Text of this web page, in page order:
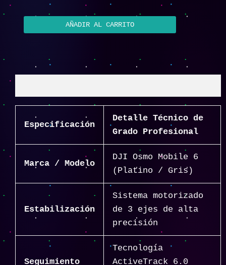
AÑADIR AL CARRITO
Especificación
Detalle Técnico de
Grado Profesional
Marca / Modelo
DJI Osmo Mobile 6
(Platino / Gris)
Estabilización
Sistema motorizado
de 3 ejes de alta
precisión
Seguimiento
Tecnología
ActiveTrack 6.0